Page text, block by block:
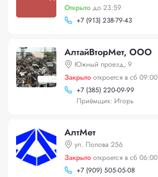
Открыто до 23:59
+7 (913) 238-79-43
АлтайВторМет, ООО
Южный проезд, 9
Закрыто откроется в сб 09:00
+7 (385) 220-09-99
Приёмщик: Игорь
АлтМет
ул. Попова 256
Закрыто откроется в сб 06:00
+7 (909) 505-05-08